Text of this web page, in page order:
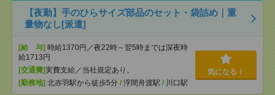
【夜勤】手のひらサイズ部品のセット・袋詰め｜重
量物なし[派遣]
[給 与] 時給1370円／夜22時～翌5時までは深夜時
給1713円
[交通費]実費支給／当社規定あり。
[勤務地] 北赤羽駅から徒歩5分 / 浮間舟渡駅 / 川口駅
気になる！